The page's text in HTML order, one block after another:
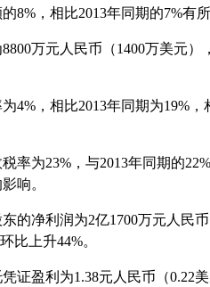
8% ，相比2013年同期的7%有
8800万元人民币（1400万美元）
4% ，相比2013年同期为19%
率为23% ，与2013年同期的22%
响。
的净利润为2亿1700万元人民
环比上升44%。
证盈利为1.38元人民币（0.22